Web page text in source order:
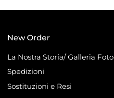
New Order
La Nostra Storia/ Galleria Foto
Spedizioni
Sostituzioni e Resi